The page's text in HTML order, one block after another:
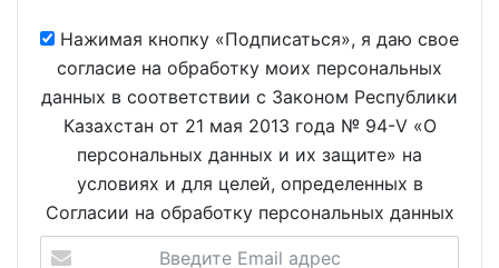
Нажимая кнопку «Подписаться», я даю свое
согласие на обработку моих персональных
данных в соответствии с Законом Республики
Казахстан от 21 мая 2013 года № 94-V «О
персональных данных и их защите» на
условиях и для целей, определенных в
Согласии на обработку персональных данных